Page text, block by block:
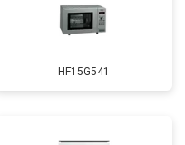
HF15G541